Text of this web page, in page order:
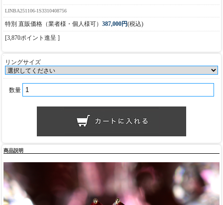
LINBA251106-1S3310408756
特別 直販価格（業者様・個人様可） 387,000円(税込)
[3,870ポイント進呈 ]
リングサイズ
数量
商品説明